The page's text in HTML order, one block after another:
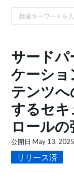
サードパ
ケーショ
テンツ
するセキ
ロールの
公開日May 13, 2025
リリース済